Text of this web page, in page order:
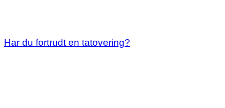
Har du fortrudt en tatovering?